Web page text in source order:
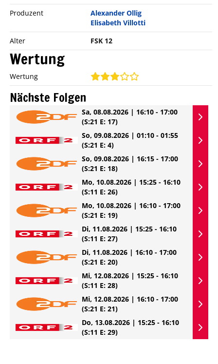
Produzent
Alexander Ollig
Elisabeth Villotti
Alter
FSK 12
Wertung
Wertung
Nächste Folgen
Sa, 08.08.2026 | 16:10 - 17:00
(S:21 E: 17)
So, 09.08.2026 | 01:10 - 01:55
(S:21 E: 4)
So, 09.08.2026 | 16:15 - 17:00
(S:21 E: 18)
Mo, 10.08.2026 | 15:25 - 16:10
(S:11 E: 26)
Mo, 10.08.2026 | 16:10 - 17:00
(S:21 E: 19)
Di, 11.08.2026 | 15:25 - 16:10
(S:11 E: 27)
Di, 11.08.2026 | 16:10 - 17:00
(S:21 E: 20)
Mi, 12.08.2026 | 15:25 - 16:10
(S:11 E: 28)
Mi, 12.08.2026 | 16:10 - 17:00
(S:21 E: 21)
Do, 13.08.2026 | 15:25 - 16:10
(S:11 E: 29)